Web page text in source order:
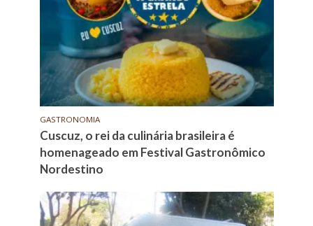
GASTRONOMIA
Cuscuz, o rei da culinária brasileira é
homenageado em Festival Gastronômico
Nordestino